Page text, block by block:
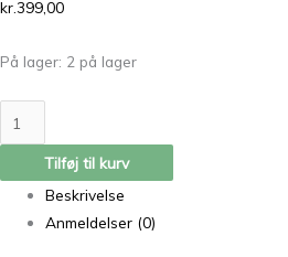
kr.399,00
På lager: 2 på lager
Tilføj til kurv
Beskrivelse
Anmeldelser (0)